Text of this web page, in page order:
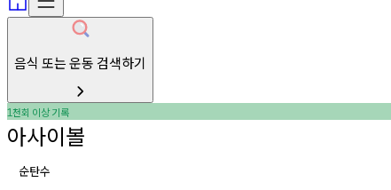
음식 또는 운동 검색하기
1천회 이상기록
아사이볼
순탄수